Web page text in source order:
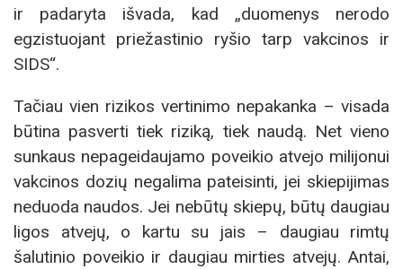
ir padaryta išvada, kad „duomenys nerodo
egzistuojant priežastinio ryšio tarp vakcinos ir
SIDS“.
Tačiau vien rizikos vertinimo nepakanka – visada
būtina pasverti tiek riziką, tiek naudą. Net vieno
sunkaus nepageidaujamo poveikio atvejo milijonui
vakcinos dozių negalima pateisinti, jei skiepijimas
neduoda naudos. Jei nebūtų skiepų, būtų daugiau
ligos atvejų, o kartu su jais – daugiau rimtų
šalutinio poveikio ir daugiau mirties atvejų. Antai,